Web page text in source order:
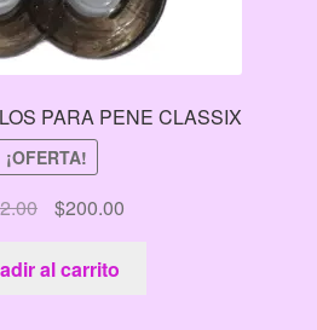
PARA PENE CLASSIX
¡OFERTA!
El
precio
original
era:
$200.00El
precio
es:
al carrito